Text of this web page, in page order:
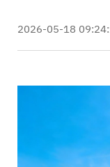
2026-05-18